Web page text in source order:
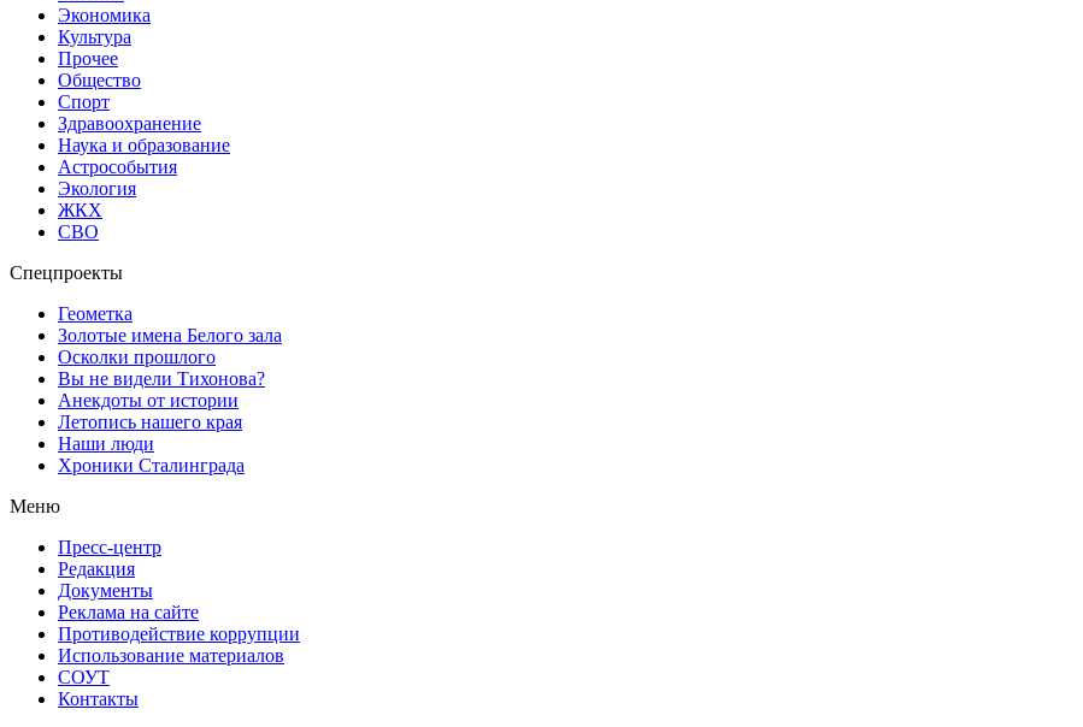
Экономика
Культура
Прочее
Общество
Спорт
Здравоохранение
Наука и образование
Астрособытия
Экология
ЖКХ
СВО
Спецпроекты
Геометка
Золотые имена Белого зала
Осколки прошлого
Вы не видели Тихонова?
Анекдоты от истории
Летопись нашего края
Наши люди
Хроники Сталинграда
Меню
Пресс-центр
Редакция
Документы
Реклама на сайте
Противодействие коррупции
Использование материалов
СОУТ
Контакты